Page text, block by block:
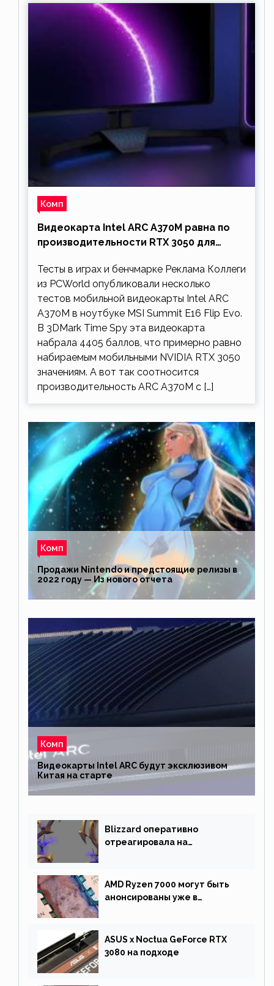
Комп
Видеокарта Intel ARC A370M равна по
производительности RTX 3050 для
Тесты в играх и бенчмарке Реклама Коллеги
из PCWorld опубликовали несколько
тестов мобильной видеокарты Intel ARC
A370M в ноутбуке MSI Summit E16 Flip Evo.
В 3DMark Time Spy эта видеокарта
набрала 4405 баллов, что примерно равно
набираемым мобильными NVIDIA RTX 3050
значениям. А вот так соотносится
производительность ARC A370M с […]
Комп
Продажи Nintendo и предстоящие релизы в
2022 году — Из нового отчета
Комп
Видеокарты Intel ARC будут эксклюзивом
Китая на старте
Blizzard оперативно
отреагировала на
AMD Ryzen 7000 могут быть
анонсированы уже в
ASUS x Noctua GeForce RTX
3080 на подходе